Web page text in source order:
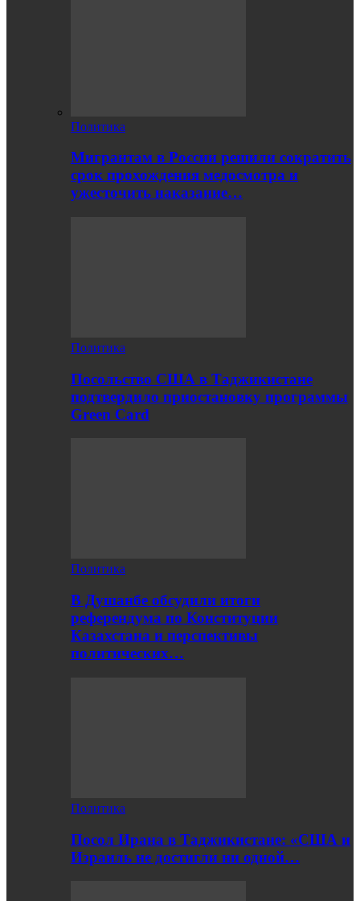
Политика
Мигрантам в России решили сократить
срок прохождения медосмотра и
ужесточить наказание…
Политика
Посольство США в Таджикистане
подтвердило приостановку программы
Green Card
Политика
В Душанбе обсудили итоги
референдума по Конституции
Казахстана и перспективы
политических…
Политика
Посол Ирана в Таджикистане: «США и
Израиль не достигли ни одной…